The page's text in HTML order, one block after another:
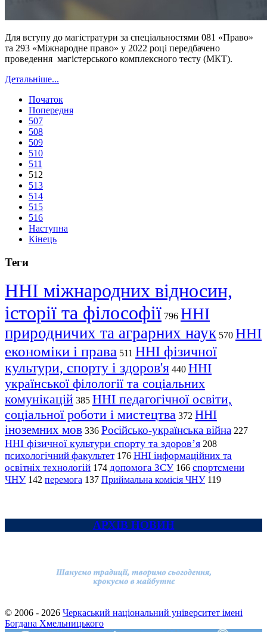
Для вступу до магістратури за спеціальностями 081 «Право»
та 293 «Міжнародне право» у 2022 році передбачено
проведення магістерського комплексного тесту (МКТ).
Детальніше...
Початок
Попередня
507
508
509
510
511
512
513
514
515
516
Наступна
Кінець
Теги
ННІ міжнародних відносин,
історії та філософії 796 ННІ
природничих та аграрних наук 570 ННІ
економіки і права 511 ННІ фізичної
культури, спорту і здоров'я 440 ННІ
української філології та соціальних
комунікацій 385 ННІ педагогічної освіти,
соціальної роботи і мистецтва 372 ННІ
іноземних мов 336 Російсько-українська війна 227
ННІ фізичної культури спорту та здоров’я 208
психологічний факультет 176 ННІ інформаційних та
освітніх технологій 174 допомога ЗСУ 166 спортсмени
ЧНУ 142 перемога 137 Приймальна комісія ЧНУ 119
АРХІВ НОВИН
© 2006 - 2026 Черкаський національний університет імені
Богдана Хмельницького